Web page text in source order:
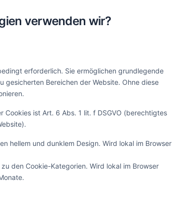
verwenden wir?
erforderlich. Sie ermöglichen grundlegende
Bereichen der Website. Ohne diese
ist Art. 6 Abs. 1 lit. f DSGVO (berechtigtes
hellem und dunklem Design. Wird lokal im Browser
den Cookie-Kategorien. Wird lokal im Browser